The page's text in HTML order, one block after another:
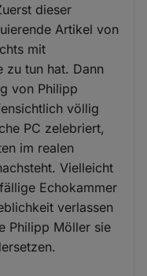
dieser
Artikel von
mit
zu tun hat. Dann
von Philipp
völlig
PC zelebriert,
im realen
Vielleicht
Echokammer
verlassen
Philipp Möller sie